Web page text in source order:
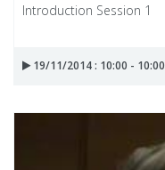
Introduction Session 1
19/11/2014 : 10:00 - 10:00